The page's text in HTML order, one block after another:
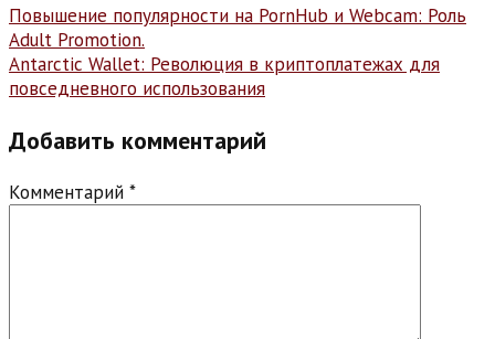
Навигация
по
записям
Повышение популярности на PornHub и Webcam: Роль
Adult Promotion.
Antarctic Wallet: Революция в криптоплатежах для
повседневного использования
Добавить комментарий
Комментарий *